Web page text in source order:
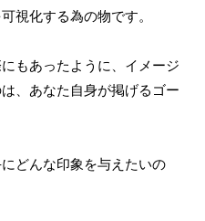
視化する為の物です。
もあったように、イメージ
、あなた自身が掲げるゴー
どんな印象を与えたいの